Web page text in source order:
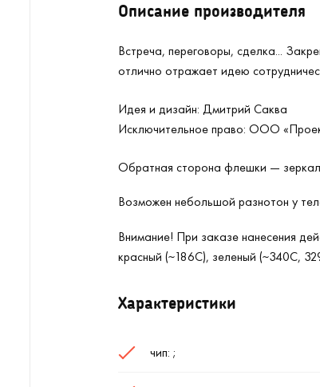
Описание производителя
Встреча, переговоры, сделка...
отлично отражает идею
Идея и дизайн: Дмитрий Саква
Исключительное право: ООО
Обратная сторона флешки —
Возможен небольшой разнотон у
Внимание! При заказе нанесения
красный (~186С), зеленый (~340C,
Характеристики
чип: ;